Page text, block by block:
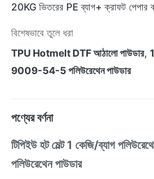
20KG ভিতরের PE ব্যাগ+ ক্রাফট পেপার
বিশেষভাবে তুলে ধরা
TPU Hotmelt DTF আঠালো পাউডার,
9009-54-5 পলিউরেথেন পাউডার
পণ্যের বর্ণনা
টিপিইউ হট মেল্ট 1 কেজি/ব্যাগ
পলিউরেথেন পাউডার